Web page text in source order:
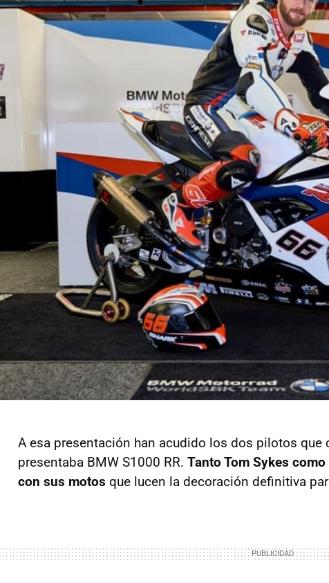
A esa presentación han acudido los dos pilotos que
presentaba BMW S1000 RR. Tanto Tom Sykes
con sus motos que lucen la decoración definitiva